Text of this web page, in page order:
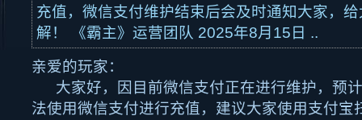
充值，微信支付维护结束后会及时通知大家，
解！ 《霸主》运营团队 2025年8月15日 ..
亲爱的玩家：
大家好，因目前微信支付正在进行维护，预
法使用微信支付进行充值，建议大家使用支付宝